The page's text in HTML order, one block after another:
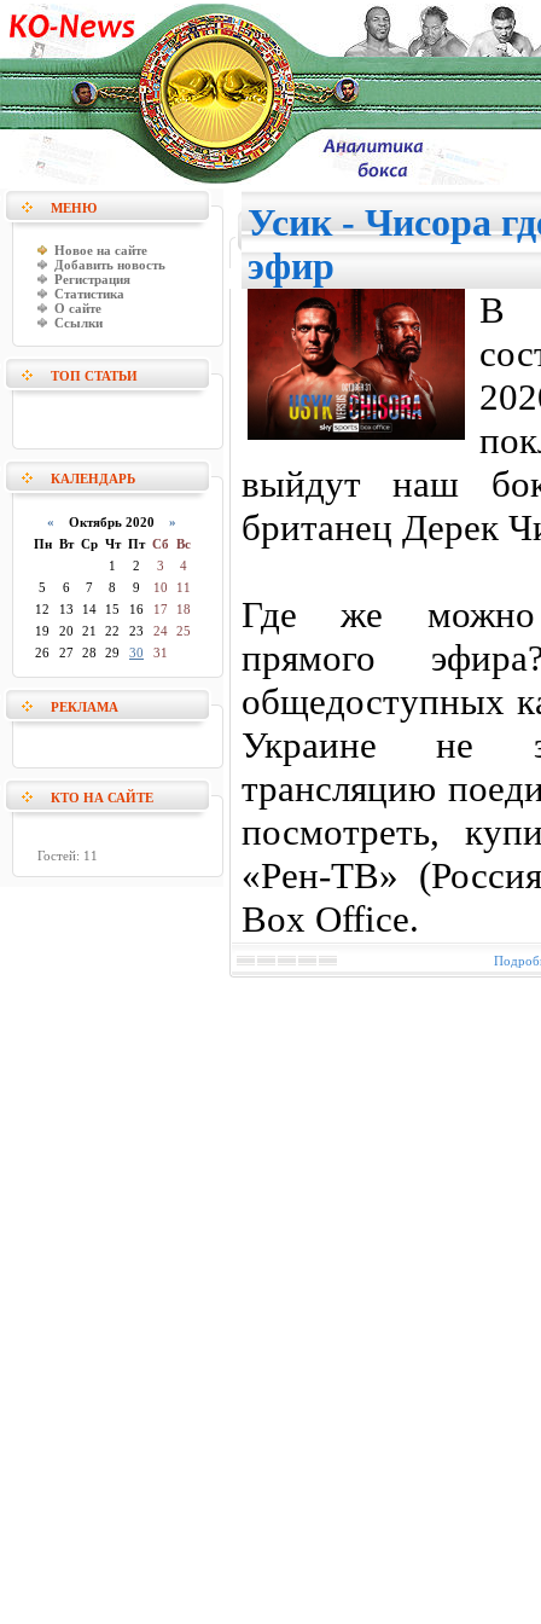
МЕНЮ
Новое на сайте
Добавить новость
Регистрация
Статистика
О сайте
Ссылки
ТОП СТАТЬИ
КАЛЕНДАРЬ
« Октябрь 2020»
Пн Вт Ср Чт Пт Сб Вс
1
2 3
4
5
6 7 8 9 10
11
12
13 14 15 16 17
18
19
20 21 22 23 24 25
26
27 28 29 30 31
РЕКЛАМА
КТО НА САЙТЕ
Гостей: 11
Усик - Чисора
эфир
В
выйдут наш
британец Дерек
Где же можно
прямого
общедоступных
Украине не
трансляцию
посмотреть,
«Рен-ТВ»
Box Office.